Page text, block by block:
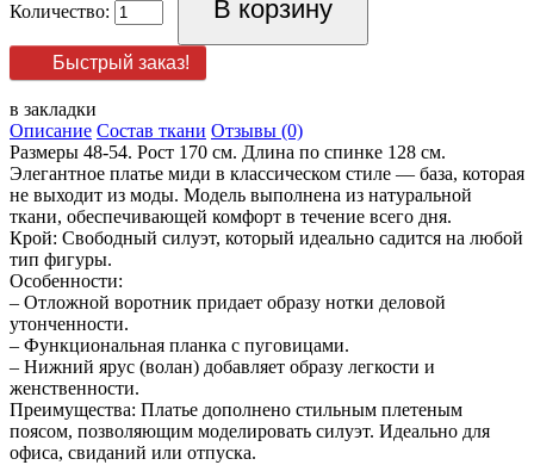
Количество:
Быстрый заказ!
в закладки
Описание Состав ткани Отзывы (0)
Размеры 48-54. Рост 170 см. Длина по спинке 128 см.
Элегантное платье миди в классическом стиле — база, которая
не выходит из моды. Модель выполнена из натуральной
ткани, обеспечивающей комфорт в течение всего дня.
Крой: Свободный силуэт, который идеально садится на любой
тип фигуры.
Особенности:
– Отложной воротник придает образу нотки деловой
утонченности.
– Функциональная планка с пуговицами.
– Нижний ярус (волан) добавляет образу легкости и
женственности.
Преимущества: Платье дополнено стильным плетеным
поясом, позволяющим моделировать силуэт. Идеально для
офиса, свиданий или отпуска.